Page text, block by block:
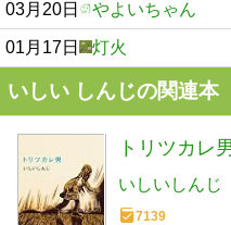
03月20日 やよいちゃん
01月17日 灯火
いしい しんじの関連本
トリツカレ
いしいしんじ
7139